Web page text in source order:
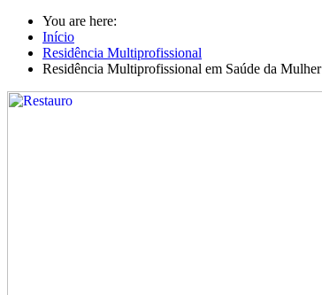
You are here:
Início
Residência Multiprofissional
Residência Multiprofissional em Saúde da Mulher